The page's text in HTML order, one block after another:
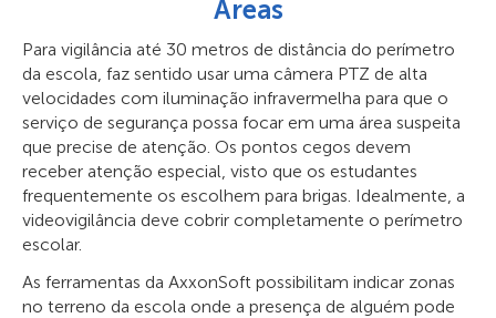
Áreas
Para vigilância até 30 metros de distância do perímetro
da escola, faz sentido usar uma câmera PTZ de alta
velocidades com iluminação infravermelha para que o
serviço de segurança possa focar em uma área suspeita
que precise de atenção. Os pontos cegos devem
receber atenção especial, visto que os estudantes
frequentemente os escolhem para brigas. Idealmente, a
videovigilância deve cobrir completamente o perímetro
escolar.
As ferramentas da AxxonSoft possibilitam indicar zonas
no terreno da escola onde a presença de alguém pode